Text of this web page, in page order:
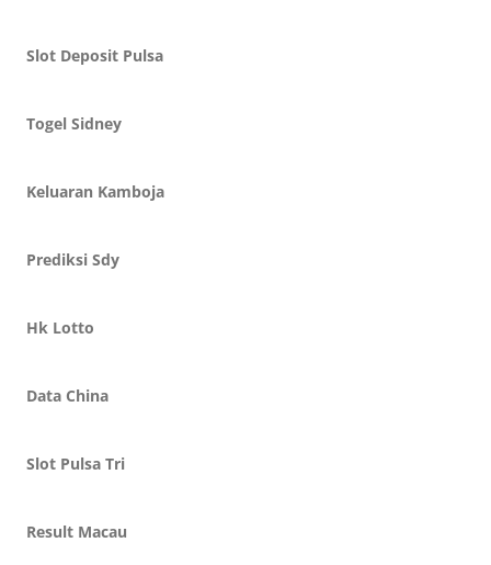
Slot Deposit Pulsa
Togel Sidney
Keluaran Kamboja
Prediksi Sdy
Hk Lotto
Data China
Slot Pulsa Tri
Result Macau